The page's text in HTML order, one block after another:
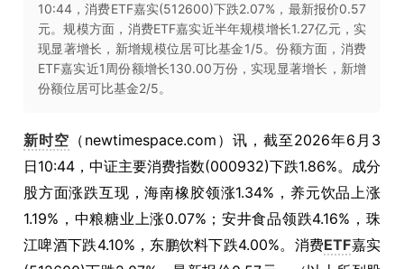
10:44，消费ETF嘉实(512600)下跌2.07%，最新报价0.57
元。规模方面，消费ETF嘉实近半年规模增长1.27亿元，实
现显著增长，新增规模位居可比基金1/5。份额方面，消费
ETF嘉实近1周份额增长130.00万份，实现显著增长，新增
份额位居可比基金2/5。
新时空 （newtimespace.com）讯，截至2026年6月3
日10:44，中证主要消费指数(000932)下跌1.86%。成分
股方面涨跌互现，海南橡胶领涨1.34%，养元饮品上涨
1.19%，中粮糖业上涨0.07%；安井食品领跌4.16%，珠
江啤酒下跌4.10%，东鹏饮料下跌4.00%。消费ETF嘉实